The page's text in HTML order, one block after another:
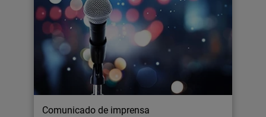
Comunicado de imprensa